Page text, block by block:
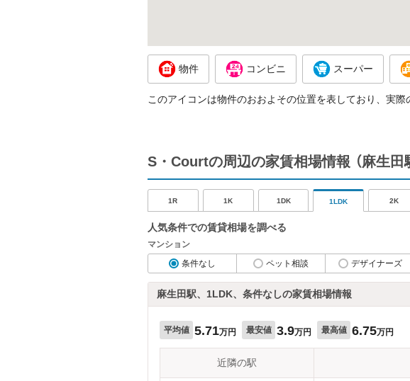
物件 コンビニ スーパー
このアイコンは物件のおおよその位置を表しており、実
S・Courtの周辺の家賃相場情報 （麻生田
1R 1K 1DK 1LDK 2K
人気条件での賃貸相場を調べる
マンション
条件なし
ペット相談 デザイナーズ
麻生田駅、1LDK、条件なしの家賃相場情報
平均値 5.71万円 最安値 3.9万円 最高値 6.75万円
近隣の駅